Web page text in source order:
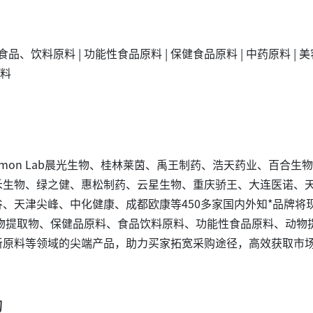
品、饮料原料 | 功能性食品原料 | 保健食品原料 | 中药原料 | 美
Lab晨光生物、桂林莱茵、禹王制药、浩天药业、百合生物
物、绿之健、惠松制药、云星生物、重庆骄王、大连医诺、
天津尖峰、中化健康、成都欧康等450多家国内外知*品牌将
提取物、保健品原料、食品饮料原料、功能性食品原料、动物
料等领域的尖端产品，助力买家拓宽采购途径，高效获取市